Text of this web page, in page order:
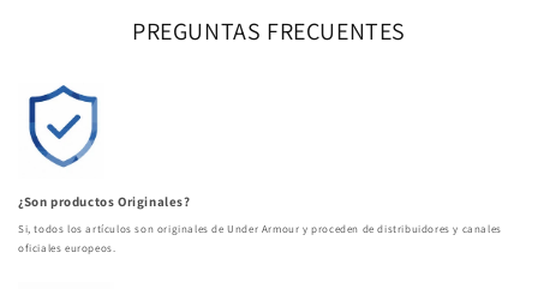
PREGUNTAS FRECUENTES
¿Son productos Originales?
Si, todos los artículos son originales de Under Armour y proceden de distribuidores y canales
oficiales europeos.